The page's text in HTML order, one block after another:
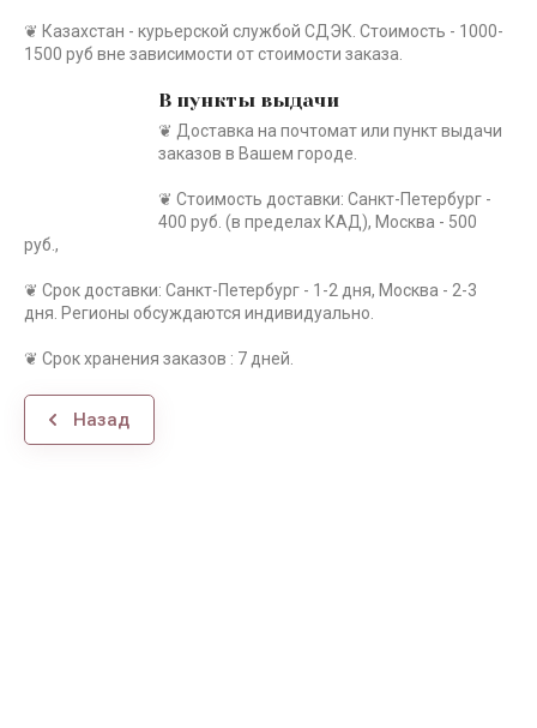
❦ Казахстан - курьерской службой СДЭК. Стоимость - 1000-
1500 руб вне зависимости от стоимости заказа.
В пункты выдачи
❦ Доставка на почтомат или пункт выдачи
заказов в Вашем городе.
❦ Стоимость доставки: Санкт-Петербург -
400 руб. (в пределах КАД), Москва - 500
руб.,
❦ Срок доставки: Санкт-Петербург - 1-2 дня, Москва - 2-3
дня. Регионы обсуждаются индивидуально.
❦ Срок хранения заказов : 7 дней.
Назад